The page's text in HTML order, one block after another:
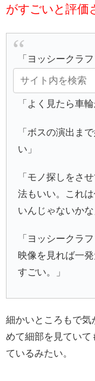
がすごいと評価
「ヨッシークラ
デア見てるだけで
「よく見たら車
「ボスの演出ま
い」
「モノ探しをさ
法もいい。これ
いんじゃないかな
「ヨッシークラ
映像を見れば一
すごい。」
細かいところもで気
めて細部を見ていて
ているみたい。